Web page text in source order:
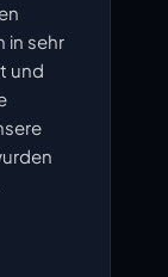
in sehr
und